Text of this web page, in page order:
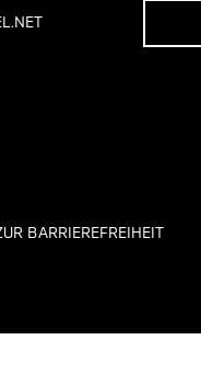
BARRIEREFREIHEIT